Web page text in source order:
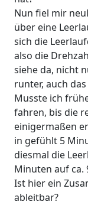
Nun fiel mir
über eine
sich die
also die
siehe da, nicht
runter, auch
Musste ich
fahren, bis die
einigermaßen
in gefühlt 5
diesmal die
Minuten auf ca.
Ist hier ein
ableitbar?